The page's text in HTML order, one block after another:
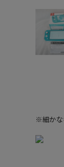
※細かな